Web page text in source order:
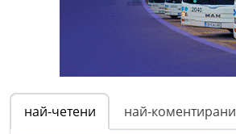
най-четени най-коментирани